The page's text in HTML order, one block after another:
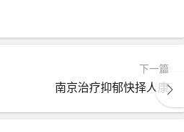
下一篇
南京治疗抑郁快择人康